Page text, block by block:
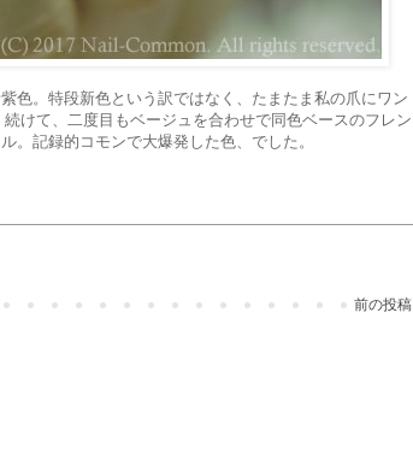
色。特段新色という訳ではなく、たまたま私の爪にワン
けて、二度目もベージュを合わせで同色ベースのフレン
記録的コモンで大爆発した色、でした。
前の投稿